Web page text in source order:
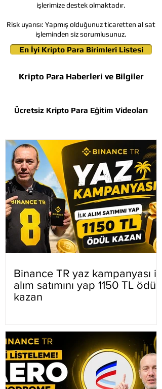
Ücretsiz Kripto Para Eğitim Videoları
Kripto Para Haberleri ve Bilgiler
En İyi Kripto Para Birimleri Listesi
Binance TR yaz kampanyası ilk
alım satımını yap 1150 TL ödül
kazan
işlerimize destek olmaktadır.
Risk uyarısı: Yapmış olduğunuz ticaretten al sat
işleminden siz sorumlusunuz.